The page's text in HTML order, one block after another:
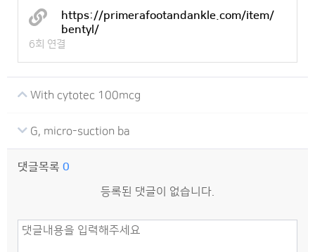
https://primerafootandankle.com/item/
bentyl/
6회 연결
With cytotec 100mcg
G, micro-suction ba
댓글목록 0
등록된 댓글이 없습니다.